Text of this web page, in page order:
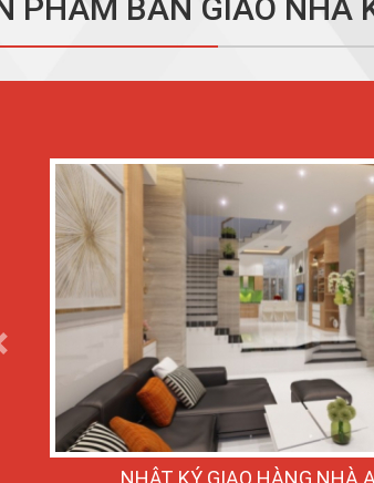
PHẨM BÀN GIAO NHÀ
NHẬT KÝ GIAO HÀNG NHÀ